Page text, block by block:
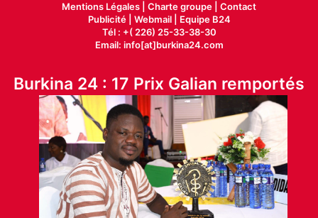
Mentions Légales | Charte groupe | Contact
Publicité| Webmail |
Equipe B24
Tél : +( 226) 25-33-38-30
Email: info[at]burkina24.com
Burkina 24 : 17 Prix Galian remportés